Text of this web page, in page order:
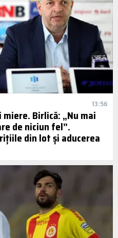
13:56
miere. Birlică: „Nu mai
de niciun fel”.
din lot și aducerea